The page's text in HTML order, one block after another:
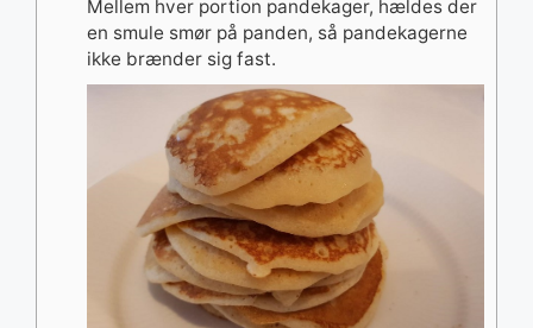
Mellem hver portion pandekager, hældes der
en smule smør på panden, så pandekagerne
ikke brænder sig fast.